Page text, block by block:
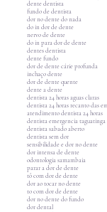
dente dentista
fundo de dentista
dor no dente do nada
do in dor de dente
nervo de dente
do in para dor de dente
dentes dentista
dente fundo
dor de dente cárie profunda
inchaço dente
dor de dente quente
dente a dente
dentista 24 horas aguas claras
dentista 24 horas recanto das
atendimento dentista 24 horas
dentista emergencia taguatinga
dentista sabado aberto
dentista sem dor
sensibilidade e dor no dente
dor intensa de dente
odontologia samambaia
parar a dor de dente
tô com dor de dente
dor ao tocar no dente
to com dor de dente
dor no dente do fundo
dor dental